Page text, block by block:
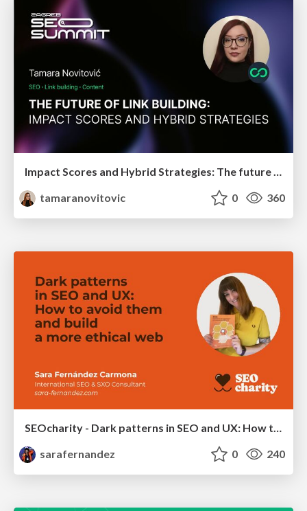
Impact Scores and Hybrid Strategies: The future of link building
tamaranovitovic
0 360
sarafernandez
0 240